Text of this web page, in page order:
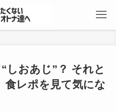
“しおあじ”？ それと
食レポを見て気にな